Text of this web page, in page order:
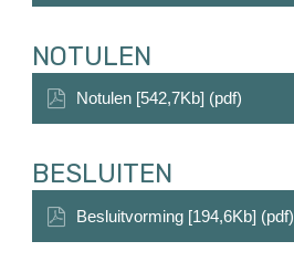
NOTULEN
Notulen [542,7Kb] (pdf)
BESLUITEN
Besluitvorming [194,6Kb] (pdf)